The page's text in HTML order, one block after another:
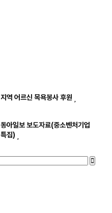
지역 어르신 목욕봉사 후원
동아일보 보도자료(중소벤처기업
특집)